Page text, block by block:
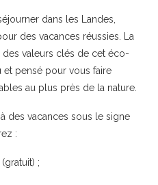
dans les Landes,
des vacances réussies. La
valeurs clés de cet éco-
et pensé pour vous faire
au plus près de la nature.
des vacances sous le signe
:
;